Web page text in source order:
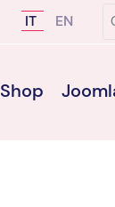
Seleziona la
IT EN
Shop